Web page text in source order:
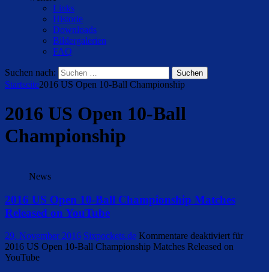
Links
Historie
Downloads
Bildergalerien
FAQ
Suchen nach:
Startseite2016 US Open 10-Ball Championship
2016 US Open 10-Ball
Championship
News
2016 US Open 10-Ball Championship Matches
Released on YouTube
29. November 2016 Sixpockets.de Kommentare deaktiviert für
2016 US Open 10-Ball Championship Matches Released on
YouTube